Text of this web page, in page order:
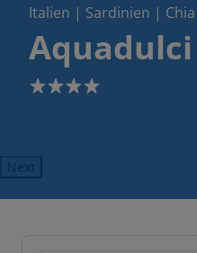
Italien | Sardinien | Chia
Aquadulci
4
Next